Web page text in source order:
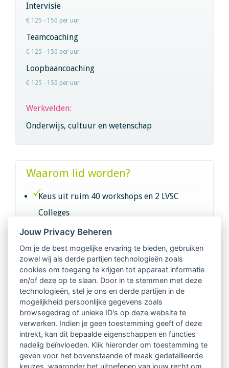
Intervisie
€ 125 - 150 per uur
Teamcoaching
€ 125 - 150 per uur
Loopbaancoaching
€ 125 - 150 per uur
Werkvelden:
Onderwijs, cultuur en wetenschap
Waarom lid worden?
Keus uit ruim 40 workshops en 2 LVSC
Colleges
Intervisie met geregistreerde vakgenoten
Netwerk van 2100 professionals in 14
regio's
Vindbaar voor opdrachtgevers
Tijdschrift voor
Begeleidingskunde & kennisbank
Jouw Privacy Beheren
Om je de best mogelijke ervaring te bieden, gebruiken
zowel wij als derde partijen technologieën zoals
cookies om toegang te krijgen tot apparaat informatie
en/of deze op te slaan. Door in te stemmen met deze
technologieën, stel je ons en derde partijen in de
mogelijkheid persoonlijke gegevens zoals
browsegedrag of unieke ID's op deze website te
verwerken. Indien je geen toestemming geeft of deze
intrekt, kan dit bepaalde eigenschappen en functies
nadelig beïnvloeden. Klik hieronder om toestemming te
geven voor het bovenstaande of maak gedetailleerde